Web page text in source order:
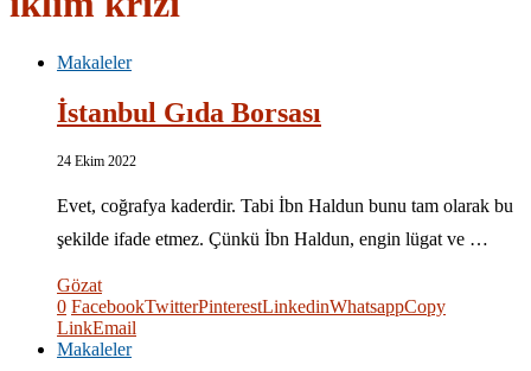
Makaleler
İstanbul Gıda Borsası
24 Ekim 2022
Evet, coğrafya kaderdir. Tabi İbn Haldun bunu tam olarak bu
şekilde ifade etmez. Çünkü İbn Haldun, engin lügat ve …
Gözat
0 FacebookTwitterPinterestLinkedinWhatsappCopy
LinkEmail
Makaleler